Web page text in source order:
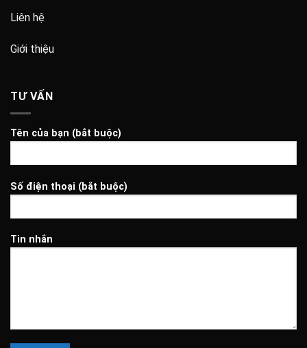
Liên hệ
Giới thiệu
TƯ VẤN
Tên của bạn (bắt buộc)
Số điện thoại (bắt buộc)
Tin nhắn